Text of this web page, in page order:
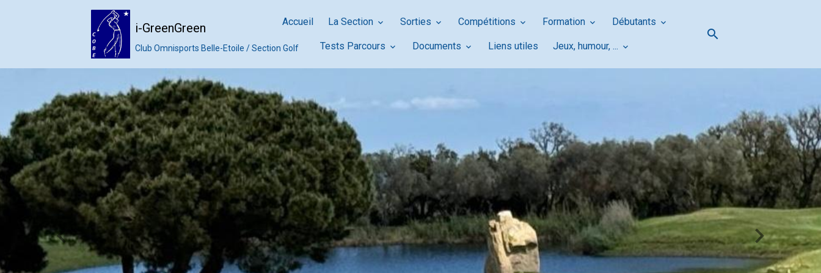
i-GreenGreen
Club Omnisports Belle-Etoile / Section Golf
Accueil La Section Sorties Compétitions Formation Débutants
Tests Parcours Documents Liens utiles Jeux, humour, ...